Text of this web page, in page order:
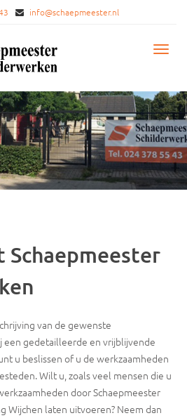
info@schaepmeester.nl
Schaepmeester
van de gewenste
gedetailleerde en vrijblijvende
u beslissen of u de werkzaamheden
Wilt u, zoals veel mensen die u
door Schaepmeester
Wijchen laten uitvoeren? Neem dan